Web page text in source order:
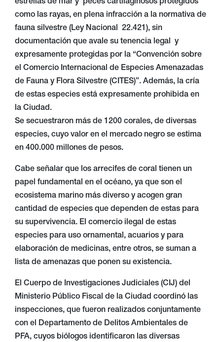
estrellas de mar y peces cartilaginosos protegidos
como las rayas, en plena infracción a la normativa de
fauna silvestre (Ley Nacional 22.421), sin
documentación que avale su tenencia legal y
expresamente protegidas por la “Convención sobre
el Comercio Internacional de Especies Amenazadas
de Fauna y Flora Silvestre (CITES)”. Además, la cría
de estas especies está expresamente prohibida en
la Ciudad.
Se secuestraron más de 1200 corales, de diversas
especies, cuyo valor en el mercado negro se estima
en 400.000 millones de pesos.
Cabe señalar que los arrecifes de coral tienen un
papel fundamental en el océano, ya que son el
ecosistema marino más diverso y acogen gran
cantidad de especies que dependen de estas para
su supervivencia. El comercio ilegal de estas
especies para uso ornamental, acuarios y para
elaboración de medicinas, entre otros, se suman a
lista de amenazas que ponen su existencia.
El Cuerpo de Investigaciones Judiciales (CIJ) del
Ministerio Público Fiscal de la Ciudad coordinó las
inspecciones, que fueron realizados conjuntamente
con el Departamento de Delitos Ambientales de
PFA, cuyos biólogos identificaron las diversas